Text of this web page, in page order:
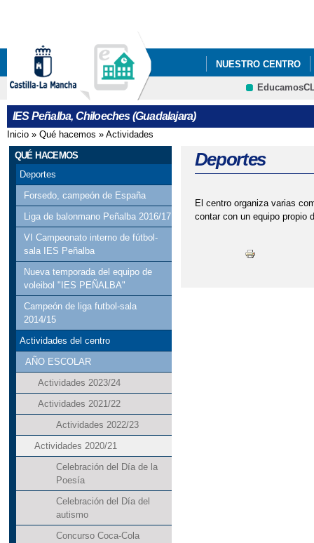
NUESTRO CENTRO
AULAS POR LA
IES Peñalba, Chiloeches (Guadalajara)
Se encuentra usted aquí
Inicio » Qué hacemos » Actividades
QUÉ HACEMOS
Deportes
Forsedo, campeón de España
Liga de balonmano Peñalba 2016/17
VI Campeonato interno de fútbol-
sala IES Peñalba
Nueva temporada del equipo de
voleibol "IES PEÑALBA"
Campeón de liga futbol-sala
2014/15
Actividades del centro
AÑO ESCOLAR
Actividades 2023/24
Actividades 2021/22
Actividades 2022/23
Actividades 2020/21
Celebración del Día de la
Poesía
Celebración del Día del
autismo
Concurso Coca-Cola
Deportes
El centro organiza varias
contar con un equipo propio